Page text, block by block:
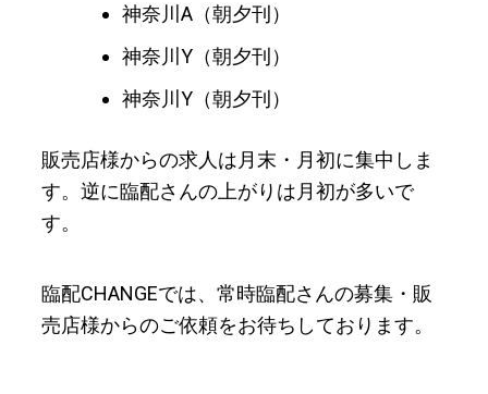
神奈川A（朝夕刊）
神奈川Y（朝夕刊）
神奈川Y（朝夕刊）
販売店様からの求人は月末・月初に集中しま
す。逆に臨配さんの上がりは月初が多いで
す。
臨配CHANGEでは、常時臨配さんの募集・販
売店様からのご依頼をお待ちしております。